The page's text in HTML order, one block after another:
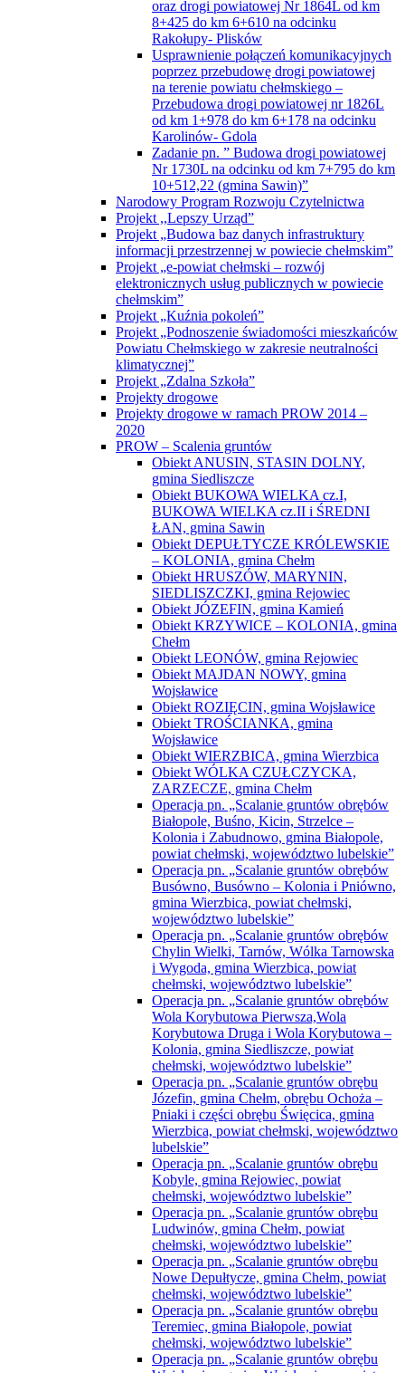
oraz drogi powiatowej Nr 1864L od km
8+425 do km 6+610 na odcinku
Rakołupy- Plisków
Usprawnienie połączeń komunikacyjnych
poprzez przebudowę drogi powiatowej
na terenie powiatu chełmskiego –
Przebudowa drogi powiatowej nr 1826L
od km 1+978 do km 6+178 na odcinku
Karolinów- Gdola
Zadanie pn. ” Budowa drogi powiatowej
Nr 1730L na odcinku od km 7+795 do km
10+512,22 (gmina Sawin)”
Narodowy Program Rozwoju Czytelnictwa
Projekt ,,Lepszy Urząd”
Projekt „Budowa baz danych infrastruktury
informacji przestrzennej w powiecie chełmskim”
Projekt „e-powiat chełmski – rozwój
elektronicznych usług publicznych w powiecie
chełmskim”
Projekt „Kuźnia pokoleń”
Projekt „Podnoszenie świadomości mieszkańców
Powiatu Chełmskiego w zakresie neutralności
klimatycznej”
Projekt „Zdalna Szkoła”
Projekty drogowe
Projekty drogowe w ramach PROW 2014 –
2020
PROW – Scalenia gruntów
Obiekt ANUSIN, STASIN DOLNY,
gmina Siedliszcze
Obiekt BUKOWA WIELKA cz.I,
BUKOWA WIELKA cz.II i ŚREDNI
ŁAN, gmina Sawin
Obiekt DEPUŁTYCZE KRÓLEWSKIE
– KOLONIA, gmina Chełm
Obiekt HRUSZÓW, MARYNIN,
SIEDLISZCZKI, gmina Rejowiec
Obiekt JÓZEFIN, gmina Kamień
Obiekt KRZYWICE – KOLONIA, gmina
Chełm
Obiekt LEONÓW, gmina Rejowiec
Obiekt MAJDAN NOWY, gmina
Wojsławice
Obiekt ROZIĘCIN, gmina Wojsławice
Obiekt TROŚCIANKA, gmina
Wojsławice
Obiekt WIERZBICA, gmina Wierzbica
Obiekt WÓLKA CZUŁCZYCKA,
ZARZECZE, gmina Chełm
Operacja pn. „Scalanie gruntów obrębów
Białopole, Buśno, Kicin, Strzelce –
Kolonia i Zabudnowo, gmina Białopole,
powiat chełmski, województwo lubelskie”
Operacja pn. „Scalanie gruntów obrębów
Busówno, Busówno – Kolonia i Pniówno,
gmina Wierzbica, powiat chełmski,
województwo lubelskie”
Operacja pn. „Scalanie gruntów obrębów
Chylin Wielki, Tarnów, Wólka Tarnowska
i Wygoda, gmina Wierzbica, powiat
chełmski, województwo lubelskie”
Operacja pn. „Scalanie gruntów obrębów
Wola Korybutowa Pierwsza,Wola
Korybutowa Druga i Wola Korybutowa –
Kolonia, gmina Siedliszcze, powiat
chełmski, województwo lubelskie”
Operacja pn. „Scalanie gruntów obrębu
Józefin, gmina Chełm, obrębu Ochoża –
Pniaki i części obrębu Święcica, gmina
Wierzbica, powiat chełmski, województwo
lubelskie”
Operacja pn. „Scalanie gruntów obrębu
Kobyle, gmina Rejowiec, powiat
chełmski, województwo lubelskie”
Operacja pn. „Scalanie gruntów obrębu
Ludwinów, gmina Chełm, powiat
chełmski, województwo lubelskie”
Operacja pn. „Scalanie gruntów obrębu
Nowe Depułtycze, gmina Chełm, powiat
chełmski, województwo lubelskie”
Operacja pn. „Scalanie gruntów obrębu
Teremiec, gmina Białopole, powiat
chełmski, województwo lubelskie”
Operacja pn. „Scalanie gruntów obrębu